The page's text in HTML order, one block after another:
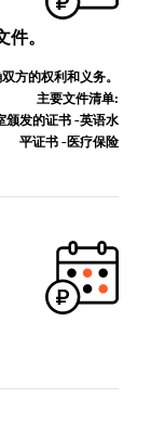
。
方的权利和义务。
主要文件清单:
颁发的证书-英语水
平证书 -医疗保险